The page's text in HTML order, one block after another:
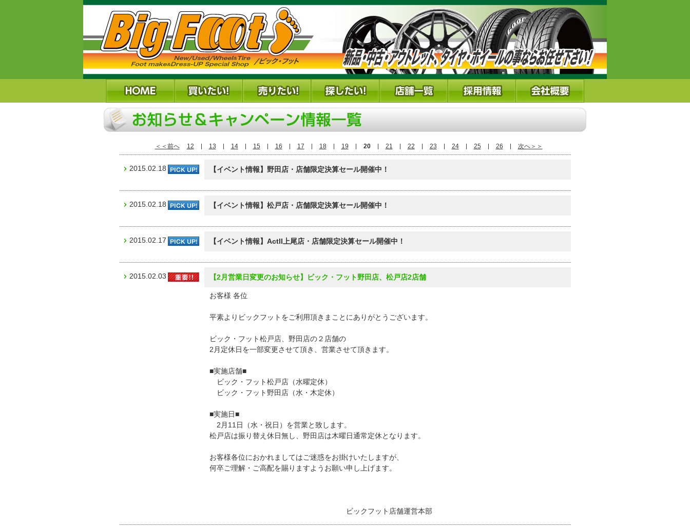
＜＜前へ 12 13 14 15 16 17 18 19 20 21 22 23 24 25 26 次へ＞＞
2015.02.18 【イベント情報】野田店・店舗限定決算セール開催中！
2015.02.18 【イベント情報】松戸店・店舗限定決算セール開催中！
2015.02.17 【イベント情報】ActII上尾店・店舗限定決算セール開催中！
2015.02.03 【2月営業日変更のお知らせ】ビック・フット野田店、松戸店2店舗
お客様 各位
平素よりビックフットをご利用頂きまことにありがとうございます。
ビック・フット松戸店、野田店の２店舗の
2月定休日を一部変更させて頂き、営業させて頂きます。
■実施店舗■
ビック・フット松戸店（水曜定休）
ビック・フット野田店（水・木定休）
■実施日■
2月11日（水・祝日）を営業と致します。
松戸店は振り替え休日無し、野田店は木曜日通常定休となります。
お客様各位におかれましてはご迷惑をお掛けいたしますが、
何卒ご理解・ご高配を賜りますようお願い申し上げます。
ビックフット店舗運営本部